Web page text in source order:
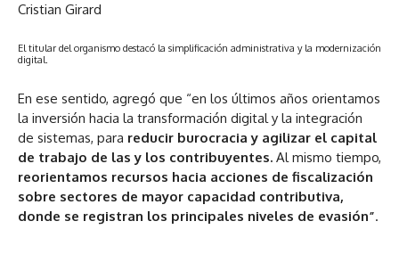
Cristian Girard
El titular del organismo destacó la simplificación administrativa y la modernización
digital.
En ese sentido, agregó que “en los últimos años orientamos
la inversión hacia la transformación digital y la integración
de sistemas, para reducir burocracia y agilizar el capital
de trabajo de las y los contribuyentes. Al mismo tiempo,
reorientamos recursos hacia acciones de fiscalización
sobre sectores de mayor capacidad contributiva,
donde se registran los principales niveles de evasión”.